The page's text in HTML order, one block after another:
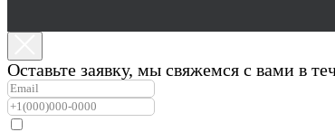
Оставьте заявку, мы свяжемся с вами в